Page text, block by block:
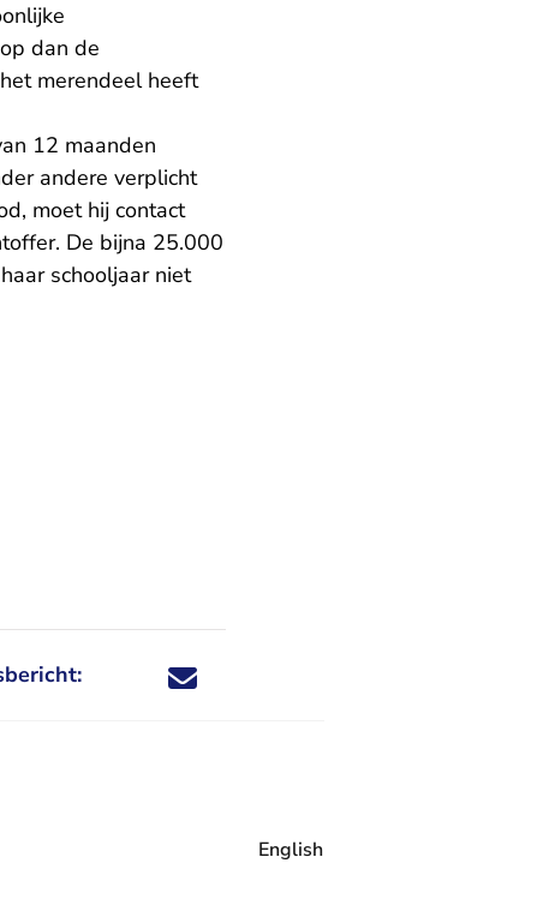
dan de
merendeel heeft
12 maanden
andere verplicht
moet hij contact
De bijna 25.000
schooljaar niet
Deel dit nieuwsbericht via X - U verlaat
Deel dit nieuwsbericht via Facebook - U
Deel dit nieuwsbericht via e-mail
Deel dit nieuwsbericht via LinkedIn - U
English